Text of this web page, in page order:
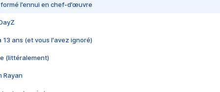
l’ennui en chef-d’œuvre
13 ans (et vous l'avez ignoré)
(littéralement)
Rayan